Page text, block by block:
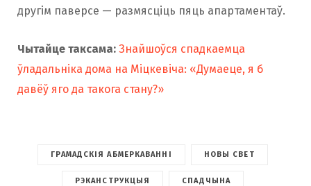
другім паверсе — размясціць пяць апартаментаў.
Чытайце таксама: Знайшоўся спадкаемца
ўладальніка дома на Міцкевіча: «Думаеце, я б
давёў яго да такога стану?»
ГРАМАДСКІЯ АБМЕРКАВАННІ НОВЫ СВЕТ
РЭКАНСТРУКЦЫЯ СПАДЧЫНА